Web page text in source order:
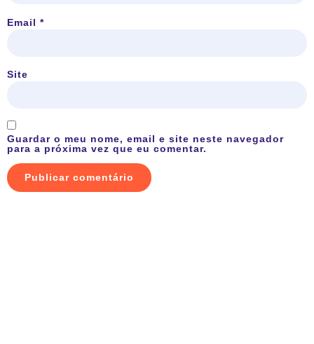
Email *
Site
Guardar o meu nome, email e site neste navegador
para a próxima vez que eu comentar.